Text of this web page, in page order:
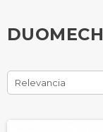
Relevancia